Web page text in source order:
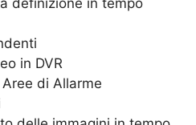
in DVR
di Allarme